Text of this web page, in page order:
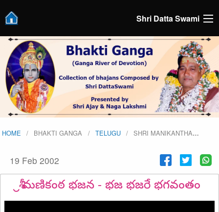
Shri Datta Swami
HOME BHAKTI GANGA TELUGU SHRI MANIKANTHA…
19 Feb 2002
శ్రీ మణికంఠ భజన - భజ భజరే భగవంతం